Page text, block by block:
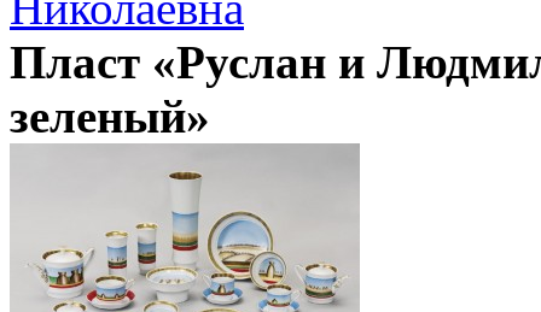
Пласт «Руслан и
зеленый»